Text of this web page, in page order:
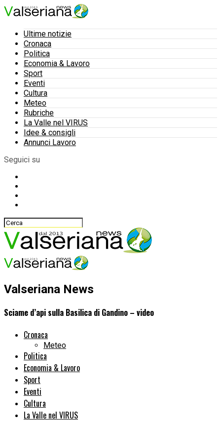
Ultime notizie
Cronaca
Politica
Economia & Lavoro
Sport
Eventi
Cultura
Meteo
Rubriche
La Valle nel VIRUS
Idee & consigli
Annunci Lavoro
Seguici su
Valseriana News
Sciame d’api sulla Basilica di Gandino – video
Cronaca
Meteo
Politica
Economia & Lavoro
Sport
Eventi
Cultura
La Valle nel VIRUS